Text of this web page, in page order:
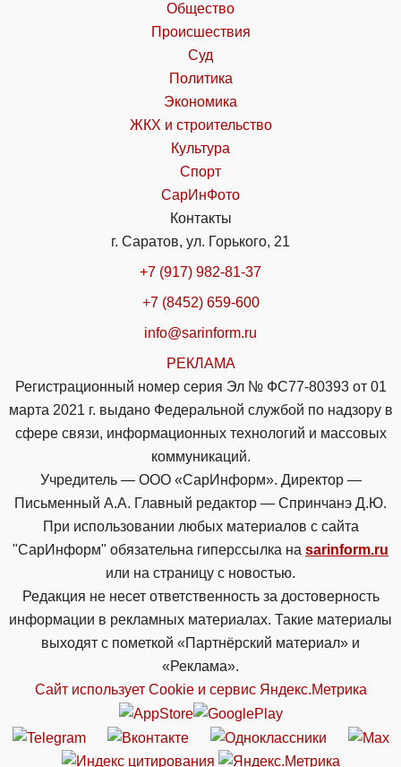
Общество
Происшествия
Суд
Политика
Экономика
ЖКХ и строительство
Культура
Спорт
СарИнФото
Контакты
г. Саратов, ул. Горького, 21
+7 (917) 982-81-37
+7 (8452) 659-600
info@sarinform.ru
РЕКЛАМА
Регистрационный номер серия Эл № ФС77-80393 от 01
марта 2021 г. выдано Федеральной службой по надзору в
сфере связи, информационных технологий и массовых
коммуникаций.
Учредитель — ООО «СарИнформ». Директор —
Письменный А.А. Главный редактор — Спринчанэ Д.Ю.
При использовании любых материалов с сайта
"СарИнформ" обязательна гиперссылка на sarinform.ru
или на страницу с новостью.
Редакция не несет ответственность за достоверность
информации в рекламных материалах. Такие материалы
выходят с пометкой «Партнёрский материал» и
«Реклама».
Сайт использует Cookie и сервиc Яндекс.Метрика